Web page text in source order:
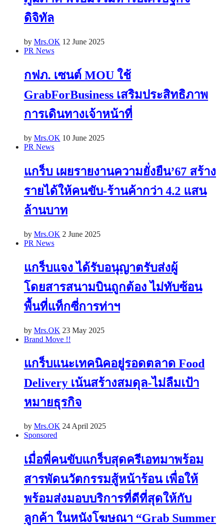
ดิจิทัล
by Mrs.OK 12 June 2025
PR News
กฟภ. เซนต์ MOU ใช้
GrabForBusiness เสริมประสิทธิภาพ
การเดินทางเจ้าหน้าที่
by Mrs.OK 10 June 2025
PR News
แกร็บ เผยรายงานความยั่งยืน’67 สร้าง
รายได้ให้คนขับ-ร้านค้ากว่า 4.2 แสน
ล้านบาท
by Mrs.OK 2 June 2025
PR News
แกร็บแจง ได้รับอนุญาตรับส่งผู้
โดยสารสนามบินถูกต้อง ไม่ทับซ้อน
พื้นที่แท็กซี่การท่าฯ
by Mrs.OK 23 May 2025
Brand Move !!
แกร็บแนะเทคนิคอยู่รอดตลาด Food
Delivery เน้นสร้างสมดุล-ไม่ลืมเป้า
หมายธุรกิจ
by Mrs.OK 24 April 2025
Sponsored
เมื่อพี่คนขับแกร็บสุดครีเอทมาพร้อม
สารพัดนวัตกรรมสู้หน้าร้อน เพื่อให้
พร้อมส่งมอบบริการที่ดีที่สุดให้กับ
ลูกค้า ในหนังโฆษณา “Grab Summer